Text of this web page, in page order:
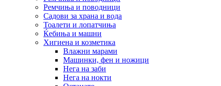
Ремчиња и поводници
Садови за храна и вода
Тоалети и лопатчиња
Ќебиња и машни
Хигиена и козметика
Влажни марами
Машинки, фен и ножици
Нега на заби
Нега на нокти